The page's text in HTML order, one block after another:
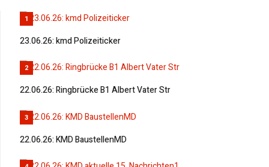
1
23.06.26: kmd Polizeiticker
2
22.06.26: Ringbrücke B1 Albert Vater Str
3
22.06.26: KMD BaustellenMD